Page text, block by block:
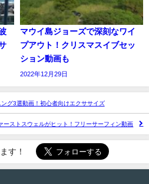
マウイ島ジョーズで深刻なワイ
プアウト！クリスマスイブセッ
ション動画も
2022年12月29日
グ3選動画！初心者向けエクササイズ
ーストスウェルがヒット！フリーサーフィン動画
す！